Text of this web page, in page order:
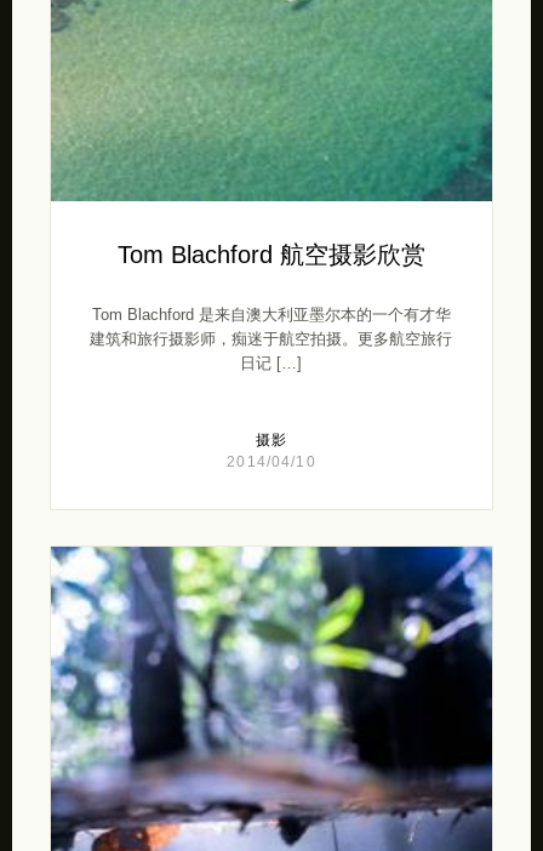
Tom Blachford 航空摄影欣赏
Tom Blachford 是来自澳大利亚墨尔本的一个有才华
建筑和旅行摄影师，痴迷于航空拍摄。更多航空旅行
日记 […]
摄影
2014/04/10